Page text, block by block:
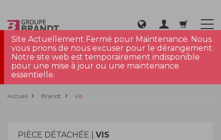
Site Actuellement Fermé pour Maintenance. Nous
vous prions de nous excuser pour le dérangement.
Notre site web est temporairement indisponible
pour une mise à jour ou une maintenance
essentielle.
Accueil Brandt Vis
PIÈCE DÉTACHÉE | VIS